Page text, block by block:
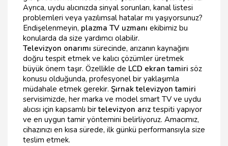
Ayrıca, uydu alıcınızda sinyal sorunları, kanal listesi
problemleri veya yazılımsal hatalar mı yaşıyorsunuz?
Endişelenmeyin, plazma TV uzmanı ekibimiz bu
konularda da size yardımcı olabilir.
Televizyon onarımı sürecinde, arızanın kaynağını
doğru tespit etmek ve kalıcı çözümler üretmek
büyük önem taşır. Özellikle de LCD ekran tamiri söz
konusu olduğunda, profesyonel bir yaklaşımla
müdahale etmek gerekir. Şırnak televizyon tamiri
servisimizde, her marka ve model smart TV ve uydu
alıcısı için kapsamlı birtelevizyon arız tespiti yapıyor
ve en uygun tamir yöntemini belirliyoruz. Amacımız,
cihazınızı en kısa sürede, ilk günkü performansıyla size
teslim etmek.